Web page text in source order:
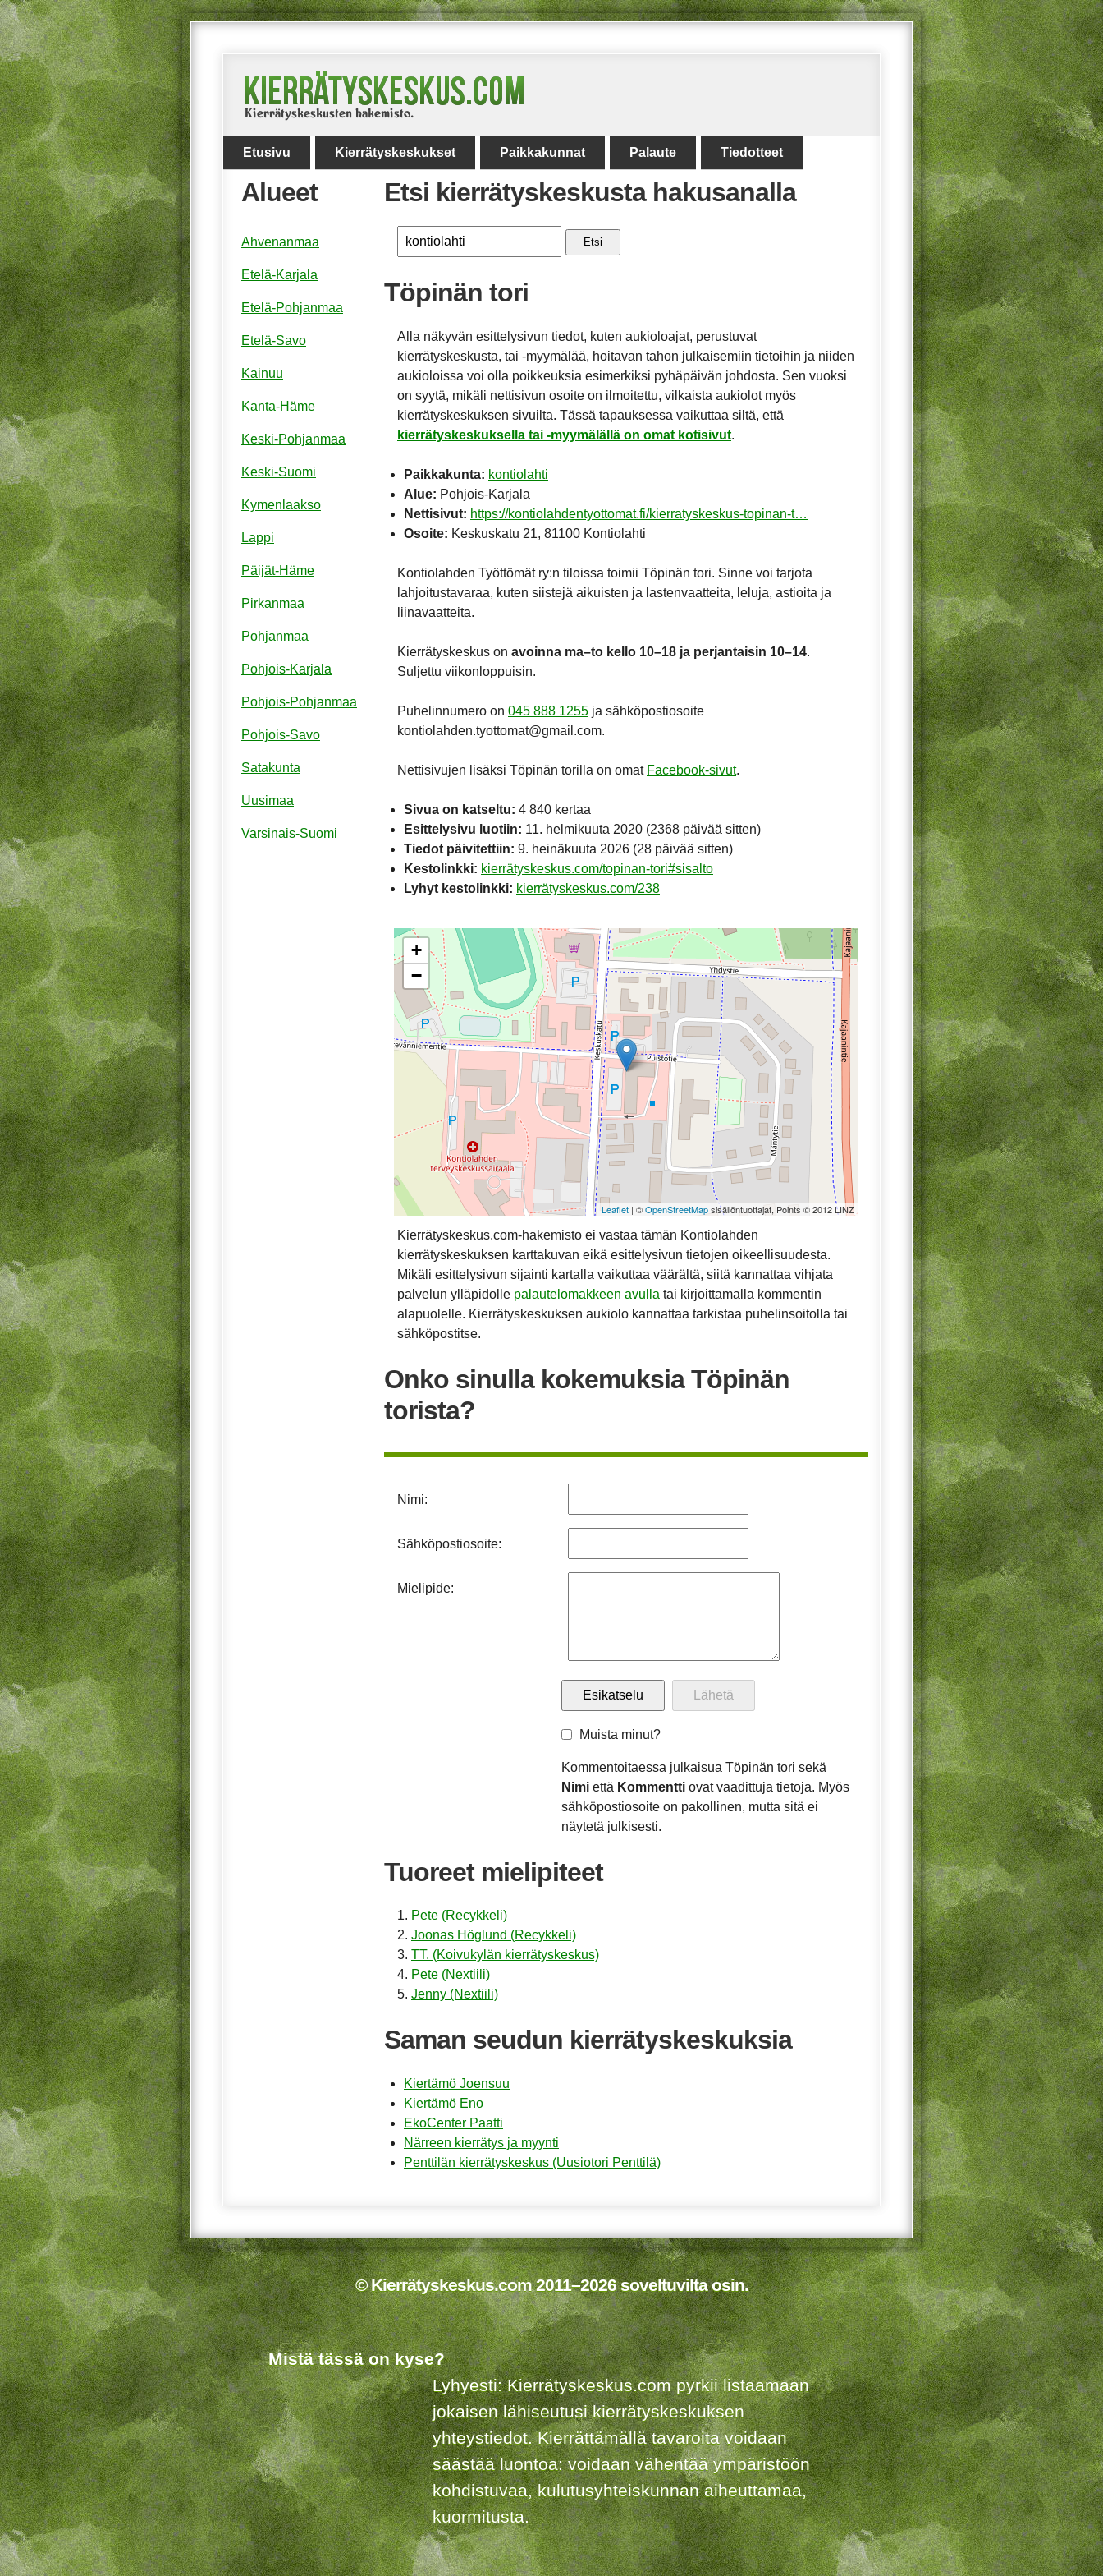
Etusivu Kierrätyskeskukset Paikkakunnat Palaute Tiedotteet
Etsi kierrätyskeskusta hakusanalla
Etsi
Töpinän tori
Alla näkyvän esittelysivun tiedot, kuten aukioloajat, perustuvat
kierrätyskeskusta, tai -myymälää, hoitavan tahon julkaisemiin tietoihin ja niiden
aukioloissa voi olla poikkeuksia esimerkiksi pyhäpäivän johdosta. Sen vuoksi
on syytä, mikäli nettisivun osoite on ilmoitettu, vilkaista aukiolot myös
kierrätyskeskuksen sivuilta. Tässä tapauksessa vaikuttaa siltä, että
kierrätyskeskuksella tai -myymälällä on omat kotisivut.
Paikkakunta: kontiolahti
Alue: Pohjois-Karjala
Nettisivut: https://kontiolahdentyottomat.fi/kierratyskeskus-topinan-t…
Osoite: Keskuskatu 21, 81100 Kontiolahti
Kontiolahden Työttömät ry:n tiloissa toimii Töpinän tori. Sinne voi tarjota
lahjoitustavaraa, kuten siistejä aikuisten ja lastenvaatteita, leluja, astioita ja
liinavaatteita.
Kierrätyskeskus on avoinna ma–to kello 10–18 ja perjantaisin 10–14.
Suljettu viikonloppuisin.
Puhelinnumero on 045 888 1255 ja sähköpostiosoite
kontiolahden.tyottomat@gmail.com.
Nettisivujen lisäksi Töpinän torilla on omat Facebook-sivut.
Sivua on katseltu: 4 840 kertaa
Esittelysivu luotiin: 11. helmikuuta 2020 (2368 päivää sitten)
Tiedot päivitettiin: 9. heinäkuuta 2026 (28 päivää sitten)
Kestolinkki: kierrätyskeskus.com/topinan-tori#sisalto
Lyhyt kestolinkki: kierrätyskeskus.com/238
+
−
Leaflet | ©OpenStreetMapsisällöntuottajat, Points © 2012 LINZ
Kierrätyskeskus.com-hakemisto ei vastaa tämän Kontiolahden
kierrätyskeskuksen karttakuvan eikä esittelysivun tietojen oikeellisuudesta.
Mikäli esittelysivun sijainti kartalla vaikuttaa väärältä, siitä kannattaa vihjata
palvelun ylläpidolle palautelomakkeen avulla tai kirjoittamalla kommentin
alapuolelle. Kierrätyskeskuksen aukiolo kannattaa tarkistaa puhelinsoitolla tai
sähköpostitse.
Onko sinulla kokemuksia Töpinän
torista?
Nimi:
Sähköpostiosoite:
Mielipide:
Muista minut?
Kommentoitaessa julkaisua Töpinän tori sekä
Nimi että Kommentti ovat vaadittuja tietoja. Myös
sähköpostiosoite on pakollinen, mutta sitä ei
näytetä julkisesti.
Tuoreet mielipiteet
Pete (Recykkeli)
Joonas Höglund (Recykkeli)
TT. (Koivukylän kierrätyskeskus)
Pete (Nextiili)
Jenny (Nextiili)
Saman seudun kierrätyskeskuksia
Kiertämö Joensuu
Kiertämö Eno
EkoCenter Paatti
Närreen kierrätys ja myynti
Penttilän kierrätyskeskus (Uusiotori Penttilä)
Alueet
Ahvenanmaa
Etelä-Karjala
Etelä-Pohjanmaa
Etelä-Savo
Kainuu
Kanta-Häme
Keski-Pohjanmaa
Keski-Suomi
Kymenlaakso
Lappi
Päijät-Häme
Pirkanmaa
Pohjanmaa
Pohjois-Karjala
Pohjois-Pohjanmaa
Pohjois-Savo
Satakunta
Uusimaa
Varsinais-Suomi
© Kierrätyskeskus.com 2011–2026 soveltuvilta osin.
Mistä tässä on kyse?
Lyhyesti: Kierrätyskeskus.com pyrkii listaamaan
jokaisen lähiseutusi kierrätyskeskuksen
yhteystiedot. Kierrättämällä tavaroita voidaan
säästää luontoa: voidaan vähentää ympäristöön
kohdistuvaa, kulutusyhteiskunnan aiheuttamaa,
kuormitusta.